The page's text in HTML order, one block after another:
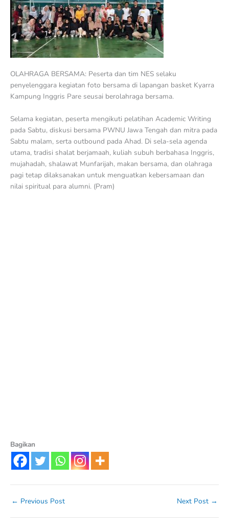
OLAHRAGA BERSAMA: Peserta dan tim NES selaku
penyelenggara kegiatan foto bersama di lapangan basket Kyarra
Kampung Inggris Pare seusai berolahraga bersama.
Selama kegiatan, peserta mengikuti pelatihan Academic Writing
pada Sabtu, diskusi bersama PWNU Jawa Tengah dan mitra pada
Sabtu malam, serta outbound pada Ahad. Di sela-sela agenda
utama, tradisi shalat berjamaah, kuliah subuh berbahasa Inggris,
mujahadah, shalawat Munfarijah, makan bersama, dan olahraga
pagi tetap dilaksanakan untuk menguatkan kebersamaan dan
nilai spiritual para alumni. (Pram)
Bagikan
← Previous Post Next Post →